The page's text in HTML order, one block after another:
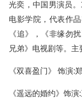
光奕，中国男演员
电影学院，代表作
《追》，《非缘勿
兄弟》电视剧等。主
《双喜盈门》 饰演:
《遥远的婚约》饰演